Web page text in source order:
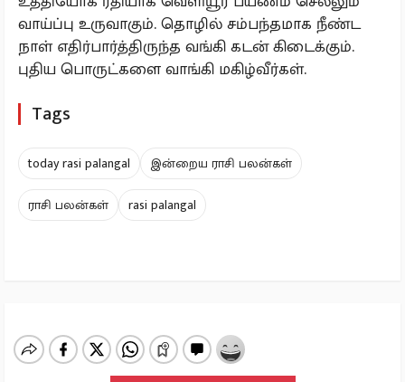
வாய்ப்பு உருவாகும். தொழில் சம்பந்தமாக நீண்ட
நாள் எதிர்பார்த்திருந்த வங்கி கடன் கிடைக்கும்.
புதிய பொருட்களை வாங்கி மகிழ்வீர்கள்.
Tags
today rasi palangal
இன்றைய ராசி பலன்கள்
ராசி பலன்கள்
rasi palangal